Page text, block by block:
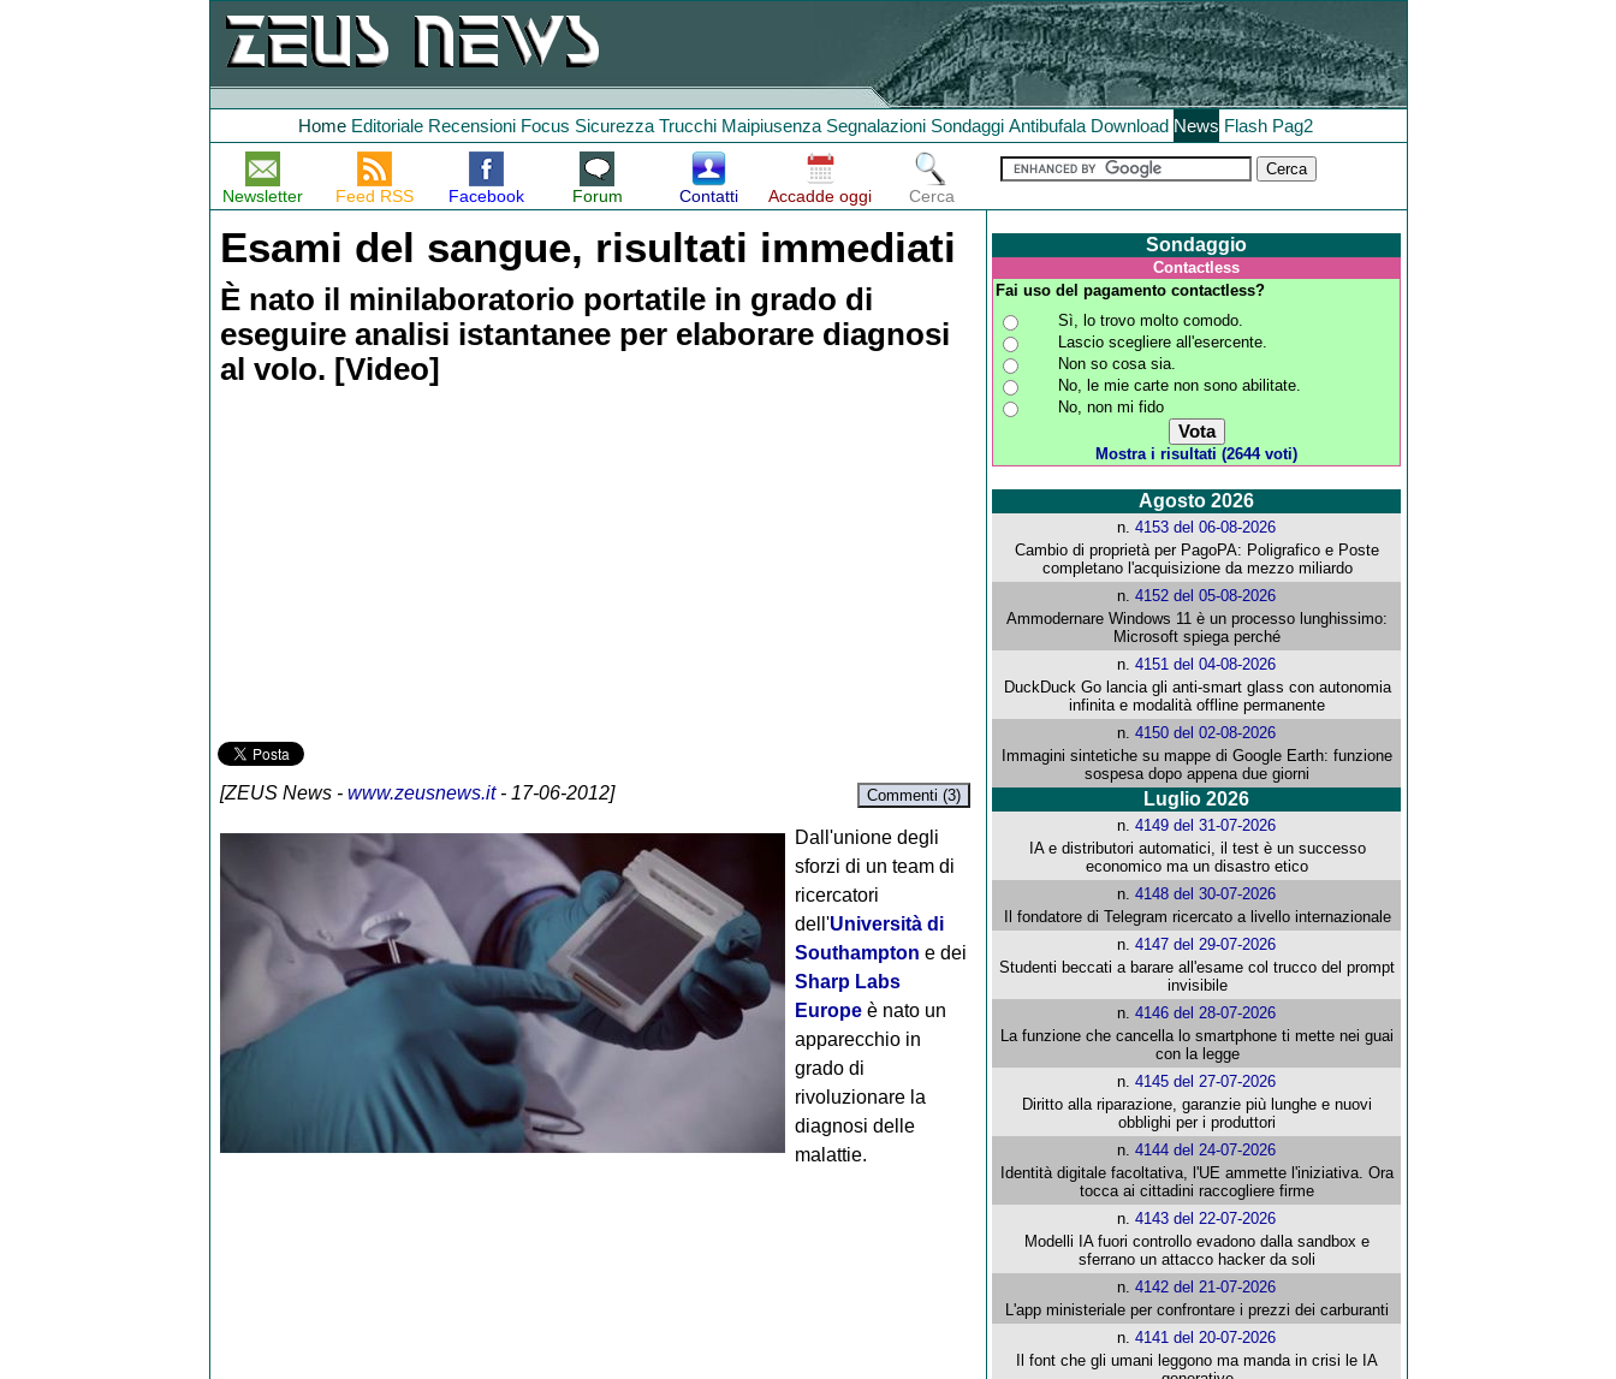
Home Editoriale Recensioni Focus Sicurezza Trucchi Maipiusenza Segnalazioni Sondaggi Antibufala Download News Flash Pag2
Newsletter Feed RSS Facebook Forum Contatti Accadde oggi Cerca
Esami del sangue, risultati immediati
È nato il minilaboratorio portatile in grado di
eseguire analisi istantanee per elaborare diagnosi
al volo. [Video]
[ZEUS News- www.zeusnews.it- 17-06-2012] Commenti (3)
Dall'unione degli
sforzi di un team di
ricercatori
dell'Università di
Southampton e dei
Sharp Labs
Europeè nato un
apparecchio in
grado di
rivoluzionare la
diagnosi delle
malattie.
Sondaggio
Contactless
Fai uso del pagamento contactless?
Sì, lo trovo molto comodo.
Lascio scegliere all'esercente.
Non so cosa sia.
No, le mie carte non sono abilitate.
No, non mi fido
Mostra i risultati (2644 voti)
Agosto 2026
n.4153 del 06-08-2026
Cambio di proprietà per PagoPA: Poligrafico e Poste
completano l'acquisizione da mezzo miliardo
n.4152 del 05-08-2026
Ammodernare Windows 11 è un processo lunghissimo:
Microsoft spiega perché
n.4151 del 04-08-2026
DuckDuck Go lancia gli anti-smart glass con autonomia
infinita e modalità offline permanente
n.4150 del 02-08-2026
Immagini sintetiche su mappe di Google Earth: funzione
sospesa dopo appena due giorni
Luglio 2026
n.4149 del 31-07-2026
IA e distributori automatici, il test è un successo
economico ma un disastro etico
n.4148 del 30-07-2026
Il fondatore di Telegram ricercato a livello internazionale
n.4147 del 29-07-2026
Studenti beccati a barare all'esame col trucco del prompt
invisibile
n.4146 del 28-07-2026
La funzione che cancella lo smartphone ti mette nei guai
con la legge
n.4145 del 27-07-2026
Diritto alla riparazione, garanzie più lunghe e nuovi
obblighi per i produttori
n.4144 del 24-07-2026
Identità digitale facoltativa, l'UE ammette l'iniziativa. Ora
tocca ai cittadini raccogliere firme
n.4143 del 22-07-2026
Modelli IA fuori controllo evadono dalla sandbox e
sferrano un attacco hacker da soli
n.4142 del 21-07-2026
L'app ministeriale per confrontare i prezzi dei carburanti
n.4141 del 20-07-2026
Il font che gli umani leggono ma manda in crisi le IA